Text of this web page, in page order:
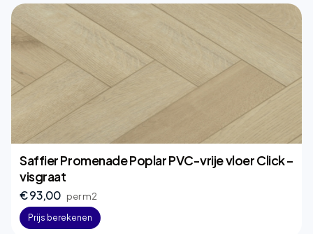
Saffier Promenade Poplar PVC-vrije vloer Click –
visgraat
€ 93,00 per m2
Prijs berekenen